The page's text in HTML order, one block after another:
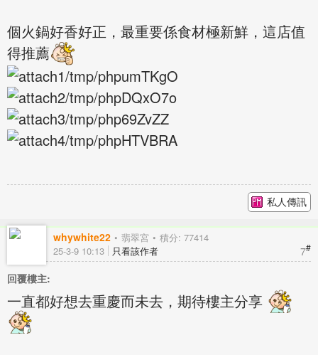
個火鍋好香好正，最重要係食材極新鮮，這店值
得推薦
私人傳訊
whywhite22 翡翠宮 積分: 77414
7#
25-3-9 10:13 只看該作者
回覆樓主:
一直都好想去重慶而未去，期待樓主分享